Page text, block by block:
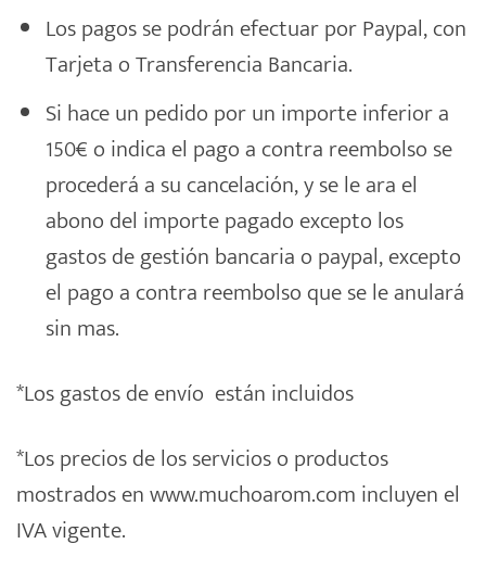
Los pagos se podrán efectuar por Paypal, con
Tarjeta o Transferencia Bancaria.
Si hace un pedido por un importe inferior a
150€ o indica el pago a contra reembolso se
procederá a su cancelación, y se le ara el
abono del importe pagado excepto los
gastos de gestión bancaria o paypal, excepto
el pago a contra reembolso que se le anulará
sin mas.
*Los gastos de envío están incluidos
*Los precios de los servicios o productos
mostrados en www.muchoarom.com incluyen el
IVA vigente.